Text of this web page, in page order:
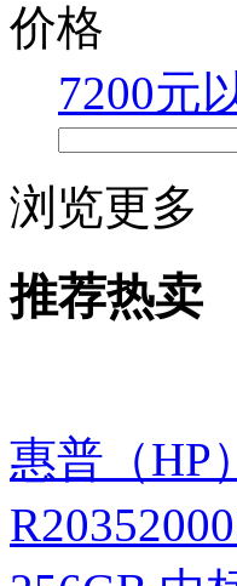
价格
7200元
浏览更多
推荐热卖
惠普（HP